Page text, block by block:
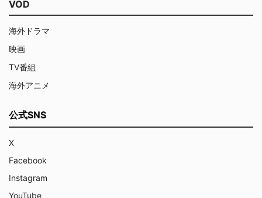
VOD
海外ドラマ
映画
TV番組
海外アニメ
公式SNS
X
Facebook
Instagram
YouTube